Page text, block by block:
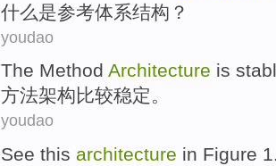
什么是参考体系结构 ？
youdao
The Method Architecture is
方法架构比较稳定。
youdao
See this architecture in Figure 1